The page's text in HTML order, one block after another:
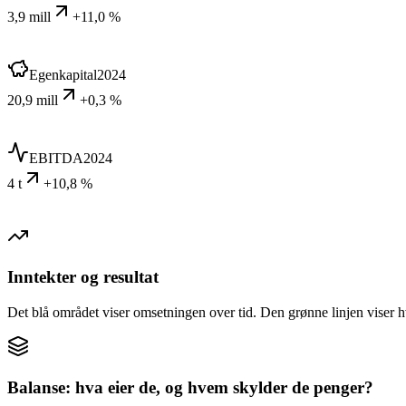
3,9 mill +11,0 %
Egenkapital2024
20,9 mill
+0,3 %
EBITDA2024
4 t
+10,8 %
Inntekter og resultat
Det blå området viser omsetningen over tid. Den grønne linjen viser
Balanse: hva eier de, og hvem skylder de penger?